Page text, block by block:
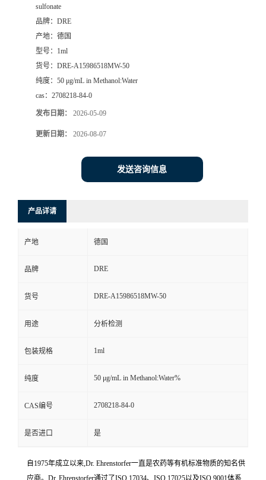
sulfonate
品牌： DRE
产地： 德国
型号： 1ml
货号： DRE-A15986518MW-50
纯度： 50 μg/mL in Methanol:Water
cas： 2708218-84-0
发布日期： 2026-05-09
更新日期： 2026-08-07
发送咨询信息
产品详请
产地 德国
品牌 DRE
货号 DRE-A15986518MW-50
用途 分析检测
包装规格 1ml
纯度 50 μg/mL in Methanol:Water%
CAS编号 2708218-84-0
是否进口 是
自1975年成立以来,Dr. Ehrenstorfer一直是农药等有机标准物质的知名供
应商。Dr. Ehrenstorfer通过了ISO 17034、ISO 17025以及ISO 9001体系